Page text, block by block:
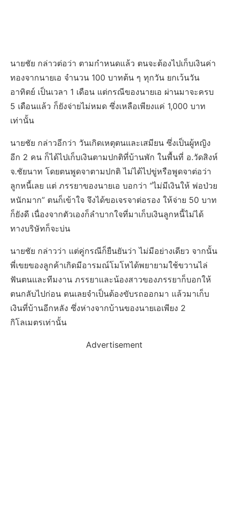
นายชัย กล่าวต่อว่า ตามกำหนดแล้ว ตนจะต้องไปเก็บเงินค่า
ทองจากนายเอ จำนวน 100 บาทต้น ๆ ทุกวัน ยกเว้นวัน
อาทิตย์ เป็นเวลา 1 เดือน แต่กรณีของนายเอ ผ่านมาจะครบ
5 เดือนแล้ว ก็ยังจ่ายไม่หมด ซึ่งเหลือเพียงแค่ 1,000 บาท
เท่านั้น
นายชัย กล่าวอีกว่า วันเกิดเหตุตนและเสมียน ซึ่งเป็นผู้หญิง
อีก 2 คน ก็ได้ไปเก็บเงินตามปกติที่บ้านพัก ในพื้นที่ อ.วัดสิงห์
จ.ชัยนาท โดยตนพูดจาตามปกติ ไม่ได้ไปขู่หรือพูดจาต่อว่า
ลูกหนี้เลย แต่ ภรรยาของนายเอ บอกว่า “ไม่มีเงินให้ พ่อป่วย
หนักมาก” ตนก็เข้าใจ จึงได้ขอเจรจาต่อรอง ให้จ่าย 50 บาท
ก็ยังดี เนื่องจากตัวเองก็ลำบากใจที่มาเก็บเงินลูกหนี้ไม่ได้
ทางบริษัทก็จะบ่น
นายชัย กล่าวว่า แต่คู่กรณีก็ยืนยันว่า ไม่มีอย่างเดียว จากนั้น
พี่เขยของลูกค้าเกิดมีอารมณ์โมโหได้พยายามใช้ขวานไล่
ฟันตนและทีมงาน ภรรยาและน้องสาวของภรรยาก็บอกให้
ตนกลับไปก่อน ตนเลยจำเป็นต้องขับรถออกมา แล้วมาเก็บ
เงินที่บ้านอีกหลัง ซึ่งห่างจากบ้านของนายเอเพียง 2
กิโลเมตรเท่านั้น
Advertisement